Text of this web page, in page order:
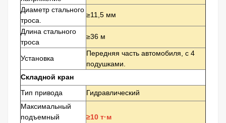
Диаметр стального
троса.
≥11,5 мм
Длина стального
троса
≥36 м
Установка
Передняя часть автомобиля, с 4
подушками.
Складной кран
Тип привода
Гидравлический
Максимальный
подъемный
≥10 т·м